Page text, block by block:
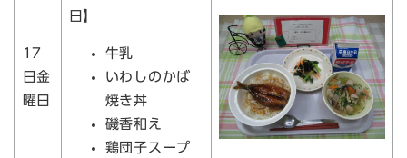
17
日金
曜日
日】
牛乳
いわしのかば
焼き丼
磯香和え
鶏団子スープ